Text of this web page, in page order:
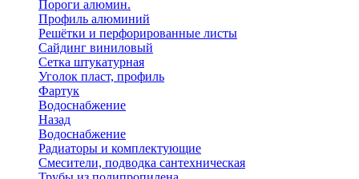
Пороги алюмин.
Профиль алюминий
Решётки и перфорированные листы
Сайдинг виниловый
Сетка штукатурная
Уголок пласт, профиль
Фартук
Водоснабжение
Назад
Водоснабжение
Радиаторы и комплектующие
Смесители, подводка сантехническая